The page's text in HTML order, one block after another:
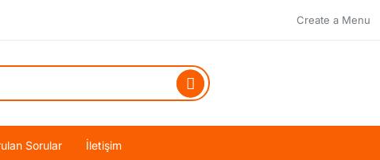
Create a Menu
Sorular İletişim